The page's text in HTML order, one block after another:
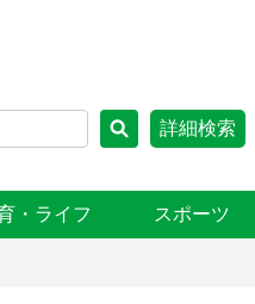
詳細検索
・ライフ スポーツ